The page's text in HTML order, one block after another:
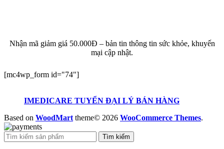
Nhận mã giảm giá 50.000Đ – bản tin thông tin sức khỏe, khuyến
mại cập nhật.
[mc4wp_form id="74"]
IMEDICARE TUYỂN ĐẠI LÝ BÁN HÀNG
Based on WoodMart theme© 2026 WooCommerce Themes.
Tìm kiếm